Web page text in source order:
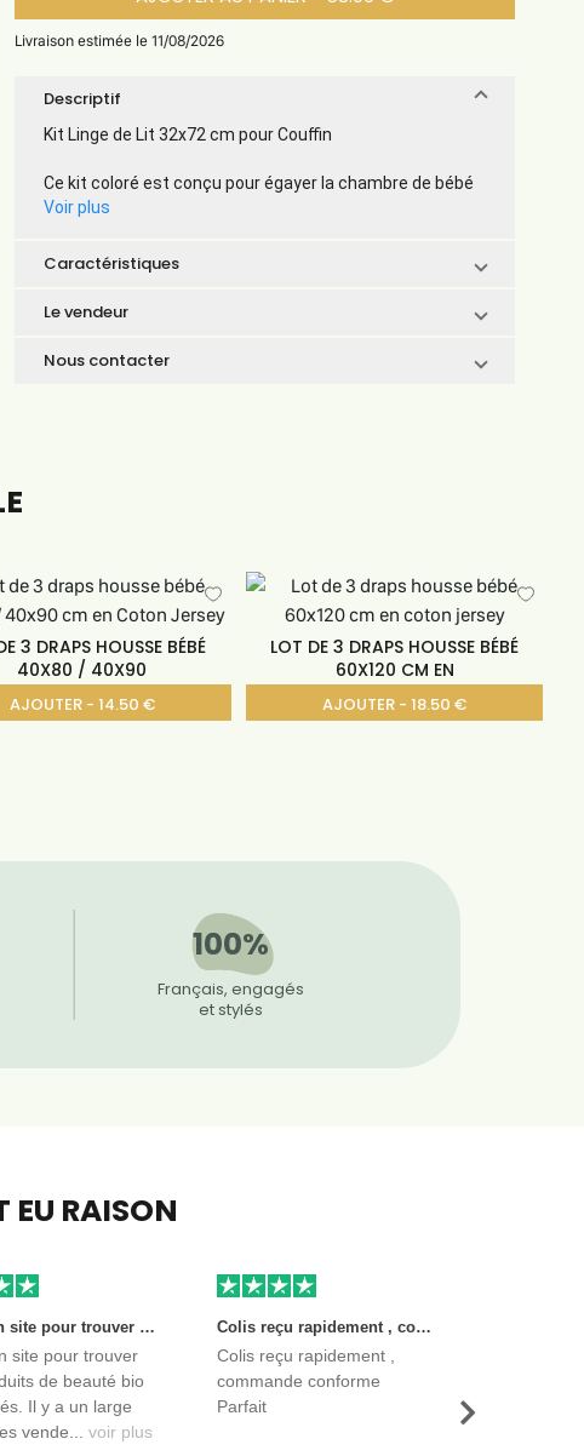
Livraison estimée le 11/08/2026
Descriptif
Kit Linge de Lit 32x72 cm pour Couffin
Ce kit coloré est conçu pour égayer la chambre de bébé
Voir plus
Caractéristiques
Le vendeur
Nous contacter
3 DRAPS HOUSSE BÉBÉ
40X80 / 40X90
AJOUTER - 14.50 €
LOT DE 3 DRAPS HOUSSE BÉBÉ
60X120 CM EN
AJOUTER - 18.50 €
100%
Français, engagés
et stylés
EU RAISON
Très bon site pour trouver des produits de beauté bio et certifiés. Il y a un large choix. Les vendeurs sont des entreprises françaises qui propose aussi des produits de qualité et moins chers que ce qu’on peut trouver dans des magasins.
site pour trouver
de beauté bio
Il y a un large
vende... voir plus
Colis reçu rapidement , commande conforme Parfait
Colis reçu rapidement ,
commande conforme
Parfait
Suivant